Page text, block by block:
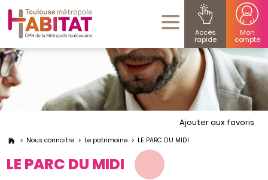
Accès
rapide
Mon
compte
Nous connaitre Le patrimoine LE PARC DU MIDI
Ajouter aux favoris
LE PARC DU MIDI